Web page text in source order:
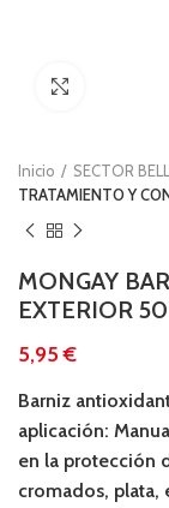
Inicio
SECTOR
TRATAMIENTO Y
MONGAY
EXTERIOR
€
Barniz
aplicación:
en la protección
cromados, plata,